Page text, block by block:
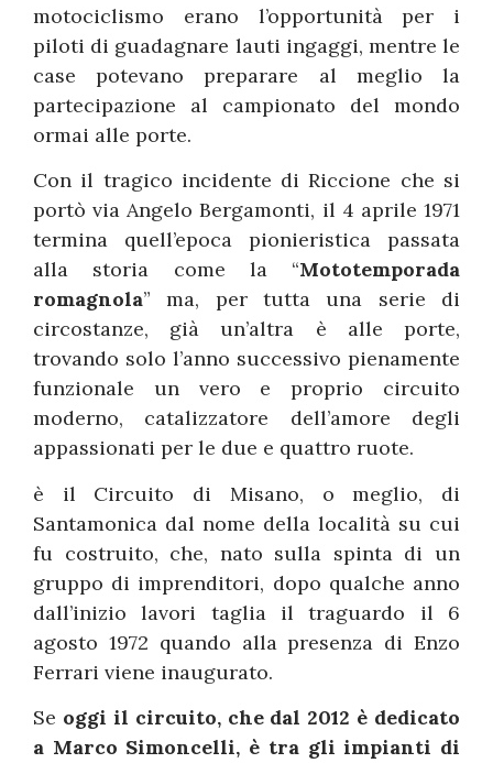
motociclismo erano l’opportunità per i
piloti di guadagnare lauti ingaggi, mentre le
case potevano preparare al meglio la
partecipazione al campionato del mondo
ormai alle porte.
Con il tragico incidente di Riccione che si
portò via Angelo Bergamonti, il 4 aprile 1971
termina quell’epoca pionieristica passata
alla storia come la “Mototemporada
romagnola” ma, per tutta una serie di
circostanze, già un’altra è alle porte,
trovando solo l’anno successivo pienamente
funzionale un vero e proprio circuito
moderno, catalizzatore dell’amore degli
appassionati per le due e quattro ruote.
è il Circuito di Misano, o meglio, di
Santamonica dal nome della località su cui
fu costruito, che, nato sulla spinta di un
gruppo di imprenditori, dopo qualche anno
dall’inizio lavori taglia il traguardo il 6
agosto 1972 quando alla presenza di Enzo
Ferrari viene inaugurato.
Se oggi il circuito, che dal 2012 è dedicato
a Marco Simoncelli, è tra gli impianti di